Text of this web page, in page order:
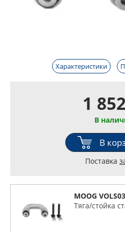
Характеристики
1
В
В
Поставка
MOOG
Тяга/стойка